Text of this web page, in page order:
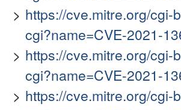
https://cve.mitre.org/cgi-
cgi?name=CVE-2021-
https://cve.mitre.org/cgi-
cgi?name=CVE-2021-
https://cve.mitre.org/cgi-